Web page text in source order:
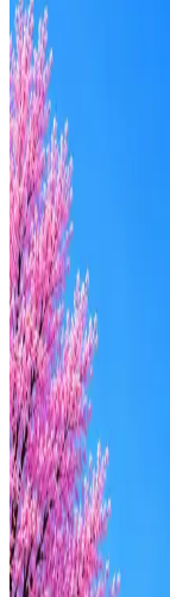
Теплодар
2активные вакансии